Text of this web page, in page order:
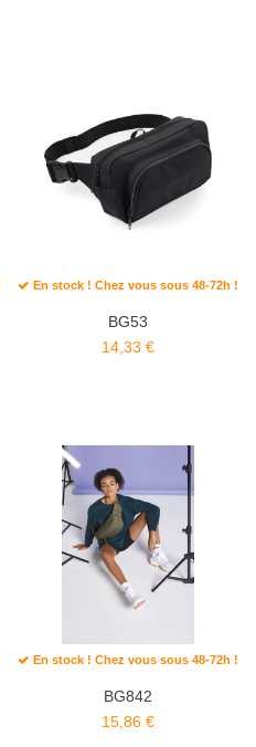
En stock ! Chez vous sous 48-72h !
BG53
14,33 €
En stock ! Chez vous sous 48-72h !
BG842
15,86 €